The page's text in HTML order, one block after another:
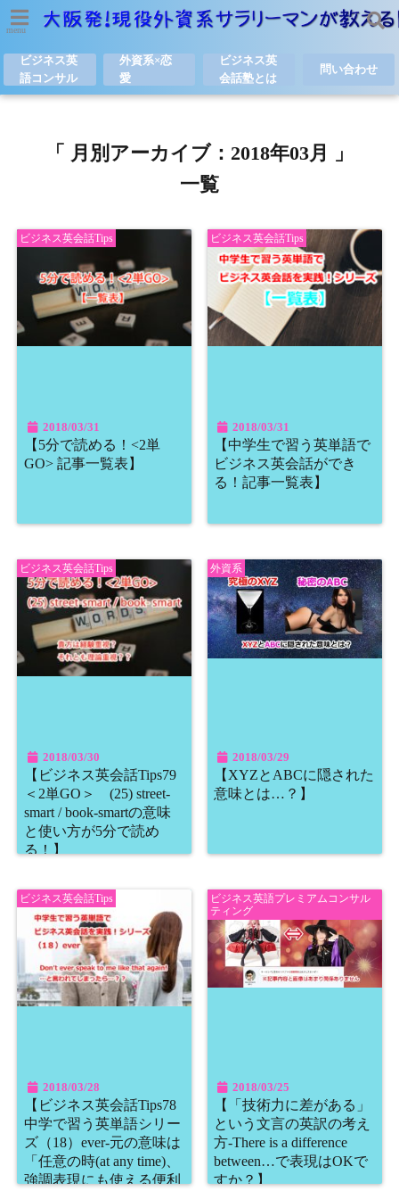
menu
ビジネス英
語コンサル
外資系×恋
愛
ビジネス英
会話塾とは
問い合わせ
「 月別アーカイブ：2018年03月 」
一覧
ビジネス英会話Tips
2018/03/31
【5分で読める！<2単
GO> 記事一覧表】
ビジネス英会話Tips
2018/03/31
【中学生で習う英単語で
ビジネス英会話ができ
る！記事一覧表】
ビジネス英会話Tips
2018/03/30
【ビジネス英会話Tips79
＜2単GO＞ (25) street-
smart / book-smartの意味
と使い方が5分で読め
る！】
外資系
2018/03/29
【XYZとABCに隠された
意味とは…？】
ビジネス英会話Tips
2018/03/28
【ビジネス英会話Tips78
中学で習う英単語シリー
ズ（18）ever-元の意味は
「任意の時(at any time)、
強調表現にも使える便利
ビジネス英語プレミアムコンサル
ティング
2018/03/25
【「技術力に差がある」
という文言の英訳の考え
方-There is a difference
between…で表現はOKで
すか？】